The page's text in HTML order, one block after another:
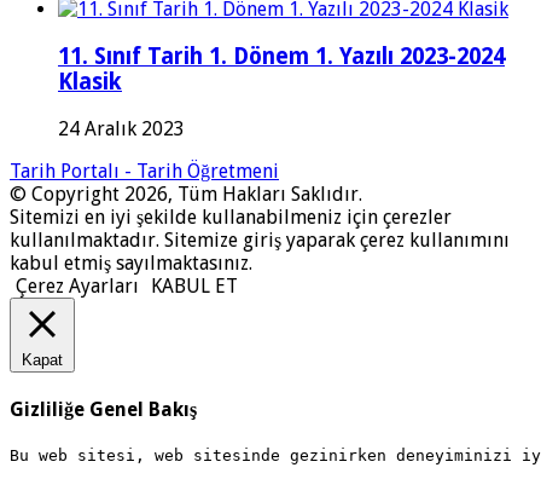
11. Sınıf Tarih 1. Dönem 1. Yazılı 2023-2024
Klasik
24 Aralık 2023
Tarih Portalı - Tarih Öğretmeni
© Copyright 2026, Tüm Hakları Saklıdır.
Sitemizi en iyi şekilde kullanabilmeniz için çerezler
kullanılmaktadır. Sitemize giriş yaparak çerez kullanımını
kabul etmiş sayılmaktasınız.
Çerez Ayarları
KABUL ET
Kapat
Gizliliğe Genel Bakış
Bu web sitesi, web sitesinde gezinirken deneyiminizi